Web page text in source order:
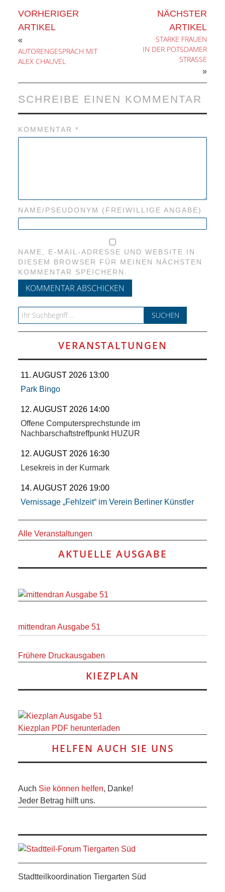
VORHERIGER
ARTIKEL
«
AUTORENGESPRÄCH MIT
ALEX CHAUVEL
NÄCHSTER
ARTIKEL
STARKE FRAUEN
IN DER POTSDAMER
STRASSE
»
SCHREIBE EINEN KOMMENTAR
KOMMENTAR *
NAME/PSEUDONYM (FREIWILLIGE ANGABE)
NAME, E-MAIL-ADRESSE UND WEBSITE IN
DIESEM BROWSER FÜR MEINEN NÄCHSTEN
KOMMENTAR SPEICHERN.
Search for:
VERANSTALTUNGEN
11. AUGUST 2026 13:00
Park Bingo
12. AUGUST 2026 14:00
Offene Computersprechstunde im
Nachbarschaftstreffpunkt HUZUR
12. AUGUST 2026 16:30
Lesekreis in der Kurmark
14. AUGUST 2026 19:00
Vernissage „Fehlzeit“ im Verein Berliner Künstler
Alle Veranstaltungen
AKTUELLE AUSGABE
mittendran Ausgabe 51
Frühere Druckausgaben
KIEZPLAN
Kiezplan PDF herunterladen
HELFEN AUCH SIE UNS
Auch Sie können helfen, Danke!
Jeder Betrag hilft uns.
Stadtteilkoordination Tiergarten Süd